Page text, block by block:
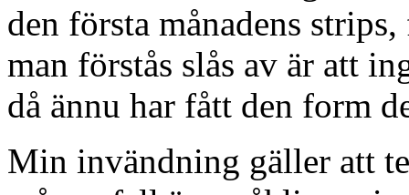
den första månadens
man förstås slås av är att
då ännu har fått den form
Min invändning gäller att